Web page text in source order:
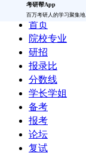
考研帮App
百万考研人的学习聚集地
首页
院校专业
研招
报录比
分数线
学长学姐
备考
报考
论坛
复试